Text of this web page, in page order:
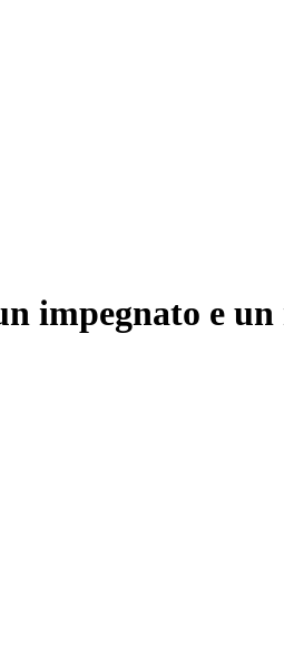
impegnato e un